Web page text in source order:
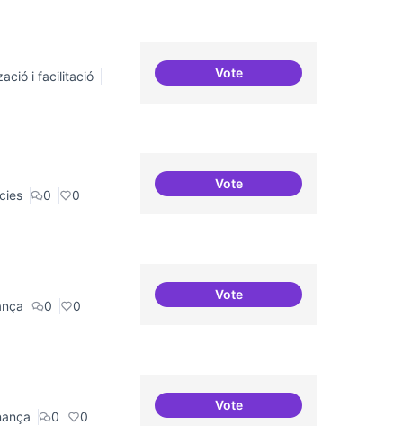
i facilitació
VoteRepositori de coneixement
0 0
VoteBBDD treballada i sòlida
0 0
VoteAsamblea definida
0 0
VoteComité Asesor Internacional